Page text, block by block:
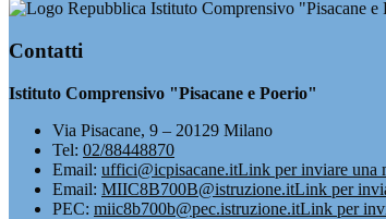
Istituto Comprensivo "Pisacane e
Contatti
Istituto Comprensivo "Pisacane e Poerio"
Via Pisacane, 9 – 20129 Milano
Tel: 02/88448870
Email: uffici@icpisacane.itLink per inviare una
Email: MIIC8B700B@istruzione.itLink per
PEC: miic8b700b@pec.istruzione.itLink per